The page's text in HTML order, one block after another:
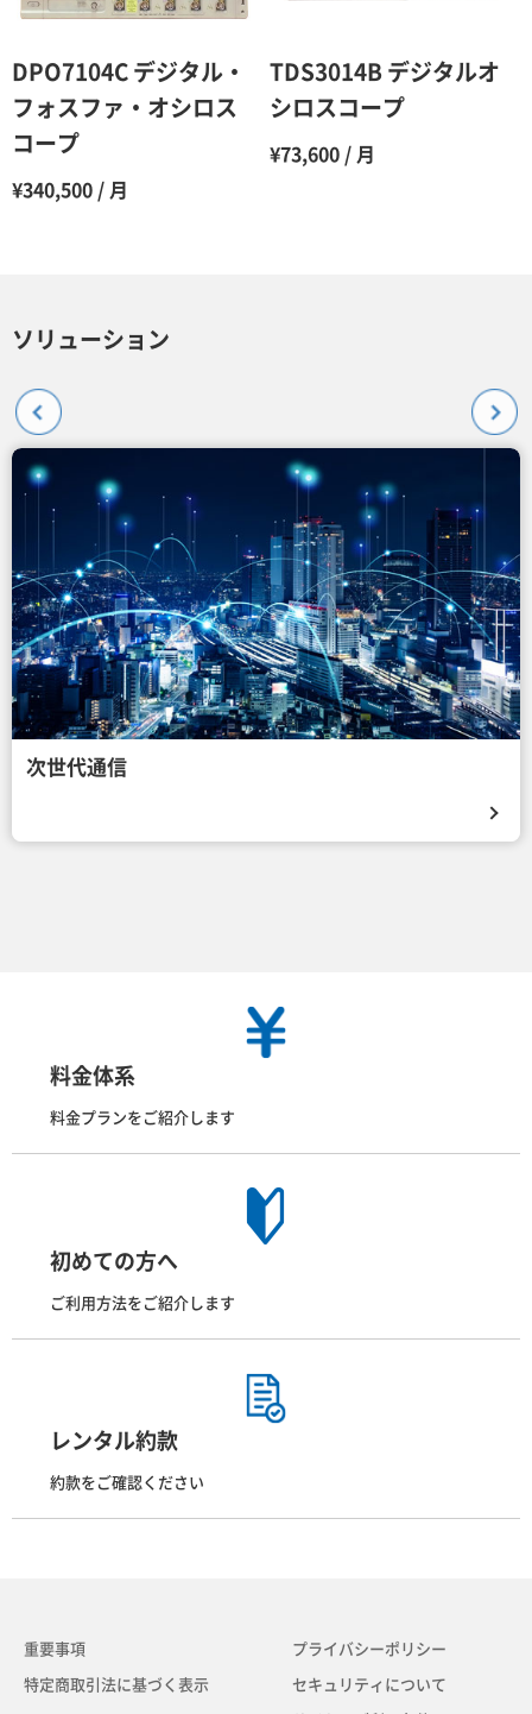
DPO7104C デジタル・
フォスファ・オシロス
コープ
¥340,500 / 月
TDS3014B デジタルオ
シロスコープ
¥73,600 / 月
ソリューション
次世代通信
料金体系
料金プランをご紹介します
初めての方へ
ご利用方法をご紹介します
レンタル約款
約款をご確認ください
重要事項
特定商取引法に基づく表示
プライバシーポリシー
セキュリティについて